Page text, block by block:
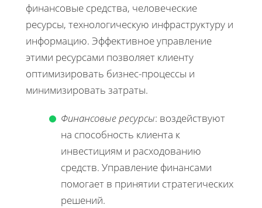
финансовые средства, человеческие
ресурсы, технологическую инфраструктуру и
информацию. Эффективное управление
этими ресурсами позволяет клиенту
оптимизировать бизнес-процессы и
минимизировать затраты.
Финансовые ресурсы: воздействуют
на способность клиента к
инвестициям и расходованию
средств. Управление финансами
помогает в принятии стратегических
решений.